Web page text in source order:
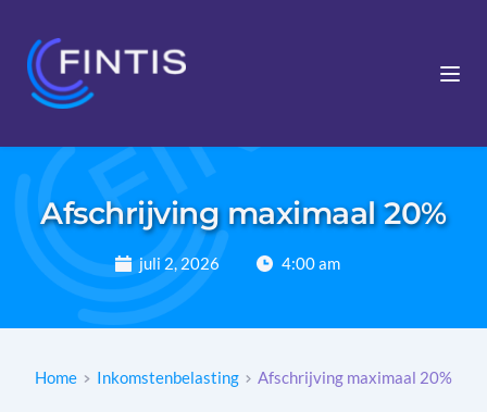
Afschrijving maximaal 20%
juli 2, 2026 4:00 am
Home Inkomstenbelasting Afschrijving maximaal 20%